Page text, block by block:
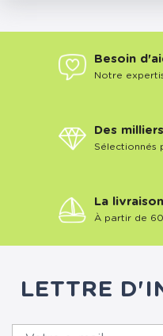
Besoin
Notre
Des
Sélectionnés
La
À partir de
LETTRE